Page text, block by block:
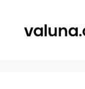
contenido